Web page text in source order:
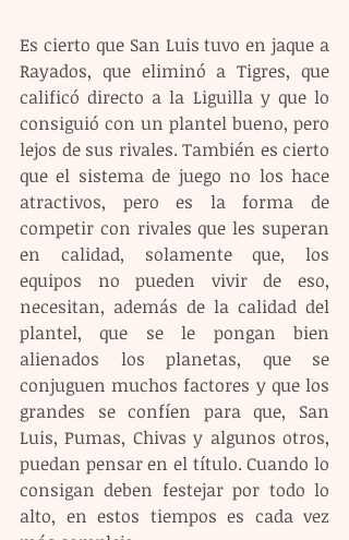
Es cierto que San Luis tuvo en jaque a
Rayados, que eliminó a Tigres, que
calificó directo a la Liguilla y que lo
consiguió con un plantel bueno, pero
lejos de sus rivales. También es cierto
que el sistema de juego no los hace
atractivos, pero es la forma de
competir con rivales que les superan
en calidad, solamente que, los
equipos no pueden vivir de eso,
necesitan, además de la calidad del
plantel, que se le pongan bien
alienados los planetas, que se
conjuguen muchos factores y que los
grandes se confíen para que, San
Luis, Pumas, Chivas y algunos otros,
puedan pensar en el título. Cuando lo
consigan deben festejar por todo lo
alto, en estos tiempos es cada vez